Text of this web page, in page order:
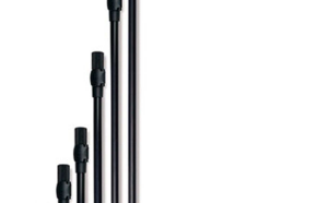
Tripodes y Picas